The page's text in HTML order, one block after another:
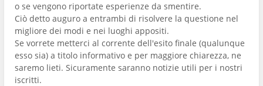
o se vengono riportate esperienze da smentire.
Ciò detto auguro a entrambi di risolvere la questione nel
migliore dei modi e nei luoghi appositi.
Se vorrete metterci al corrente dell'esito finale (qualunque
esso sia) a titolo informativo e per maggiore chiarezza, ne
saremo lieti. Sicuramente saranno notizie utili per i nostri
iscritti.